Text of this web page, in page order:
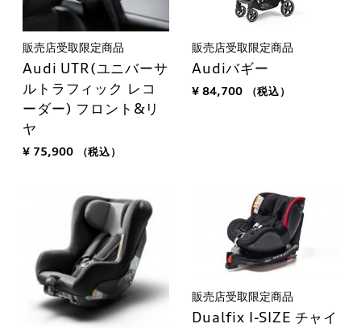
販売店受取限定商品
Audi UTR(ユニバーサ
ルトラフィック レコ
ーダー) フロント&リ
ヤ
¥ 75,900 （税込）
販売店受取限定商品
Audiバギー
¥ 84,700 （税込）
販売店受取限定商品
Dualfix I-SIZE チャイ